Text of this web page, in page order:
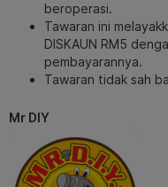
beroperasi.
Tawaran ini
DISKAUN RM5
pembayarannya.
Tawaran tidak sah
Mr DIY